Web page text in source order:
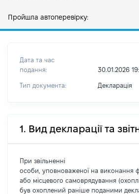
Пройшла автоперевірку:
Дата та час
подання:
30.01.2026
Тип документа: Декларація
1. Вид декларації та
При звільненні
особи, уповноваженої на виконання
або місцевого самоврядування
був охоплений раніше поданими